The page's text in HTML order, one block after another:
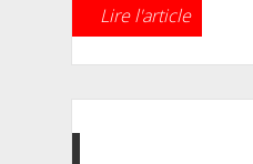
Lire l'article